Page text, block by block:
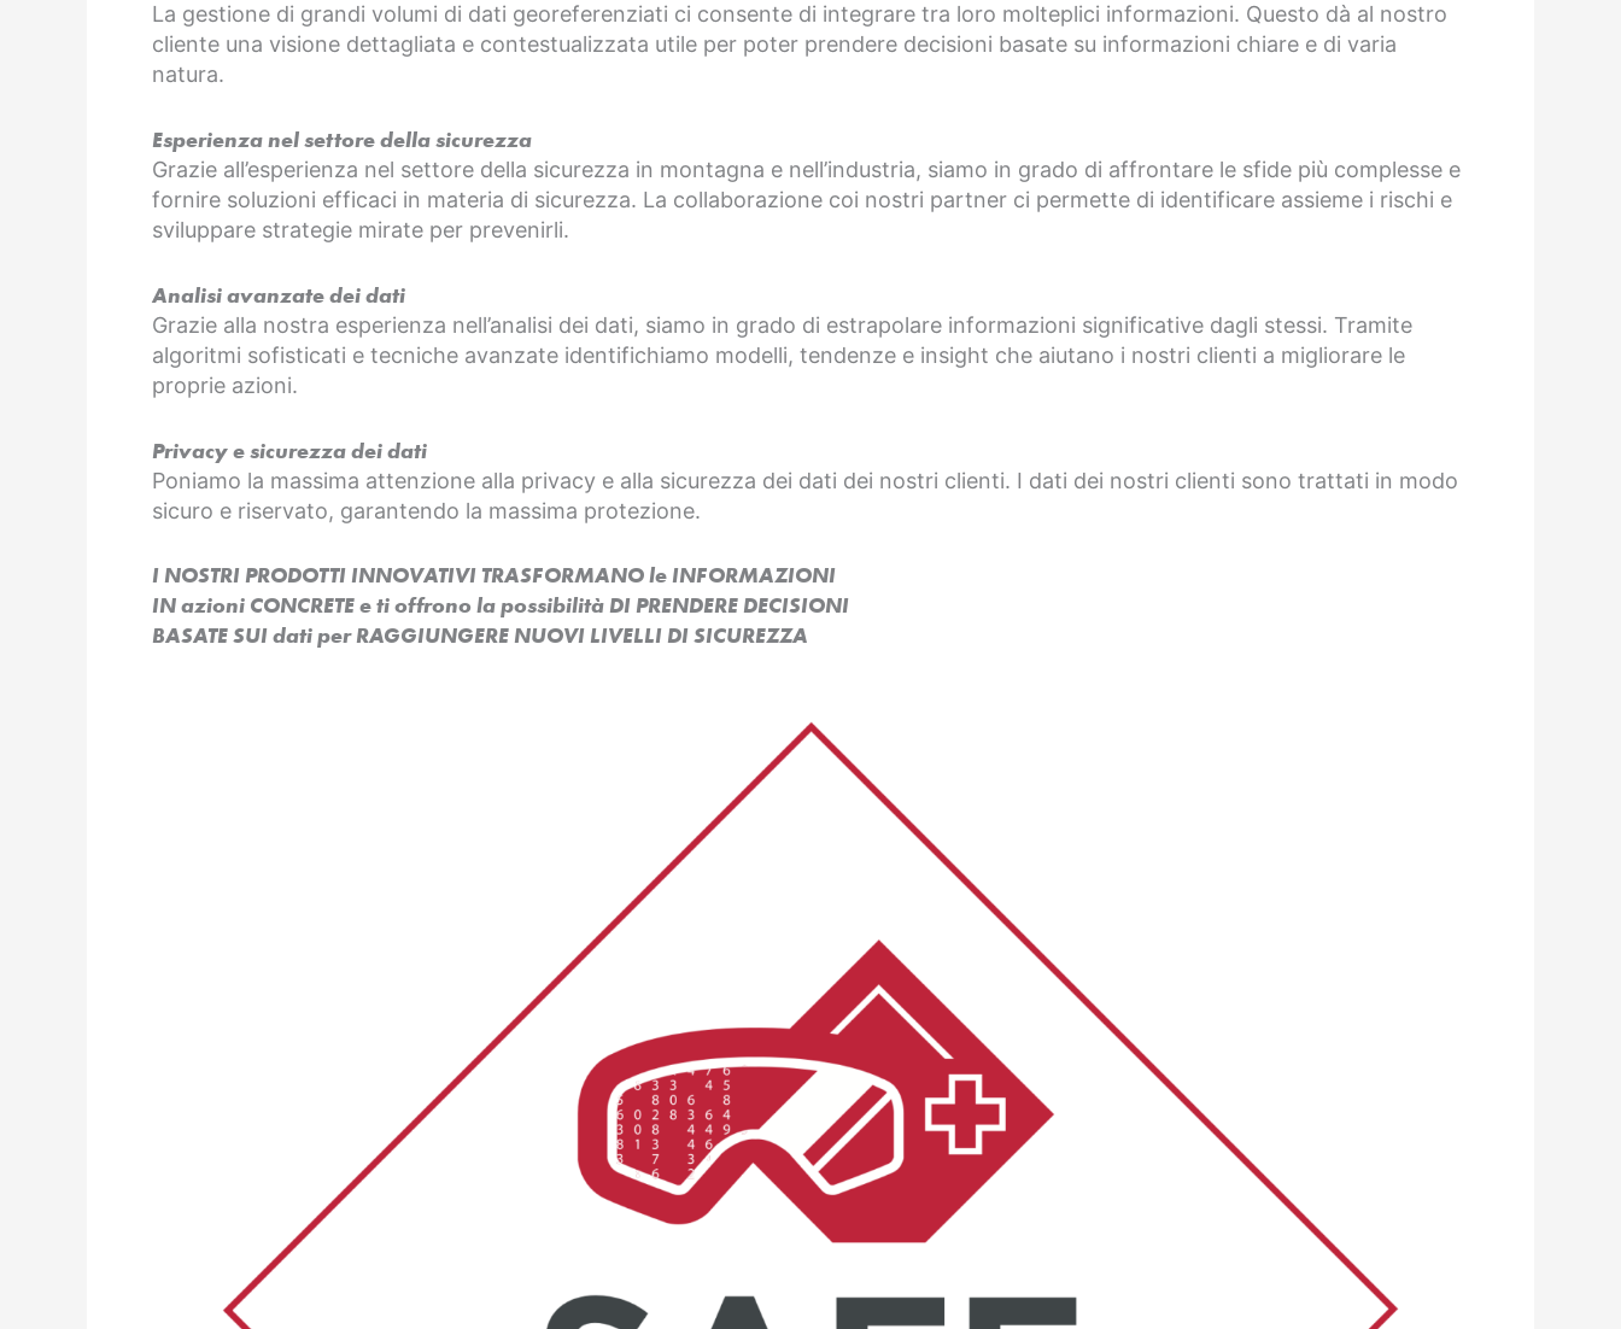
La gestione di grandi volumi di dati georeferenziati ci consente di integrare tra loro molteplici informazioni. Questo dà al nostro
cliente una visione dettagliata e contestualizzata utile per poter prendere decisioni basate su informazioni chiare e di varia
natura.
Esperienza nel settore della sicurezza
Grazie all’esperienza nel settore della sicurezza in montagna e nell’industria, siamo in grado di affrontare le sfide più complesse e
fornire soluzioni efficaci in materia di sicurezza. La collaborazione coi nostri partner ci permette di identificare assieme i rischi e
sviluppare strategie mirate per prevenirli.
Analisi avanzate dei dati
Grazie alla nostra esperienza nell’analisi dei dati, siamo in grado di estrapolare informazioni significative dagli stessi. Tramite
algoritmi sofisticati e tecniche avanzate identifichiamo modelli, tendenze e insight che aiutano i nostri clienti a migliorare le
proprie azioni.
Privacy e sicurezza dei dati
Poniamo la massima attenzione alla privacy e alla sicurezza dei dati dei nostri clienti. I dati dei nostri clienti sono trattati in modo
sicuro e riservato, garantendo la massima protezione.
I NOSTRI PRODOTTI INNOVATIVI TRASFORMANO le INFORMAZIONI
IN azioni CONCRETE e ti offrono la possibilità DI PRENDERE DECISIONI
BASATE SUI dati per RAGGIUNGERE NUOVI LIVELLI DI SICUREZZA